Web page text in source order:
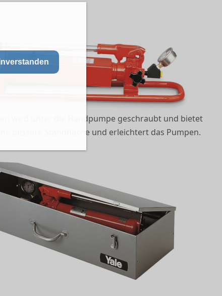
wird unter die Handpumpe geschraubt und bietet
bessere Standfläche und erleichtert das Pumpen.